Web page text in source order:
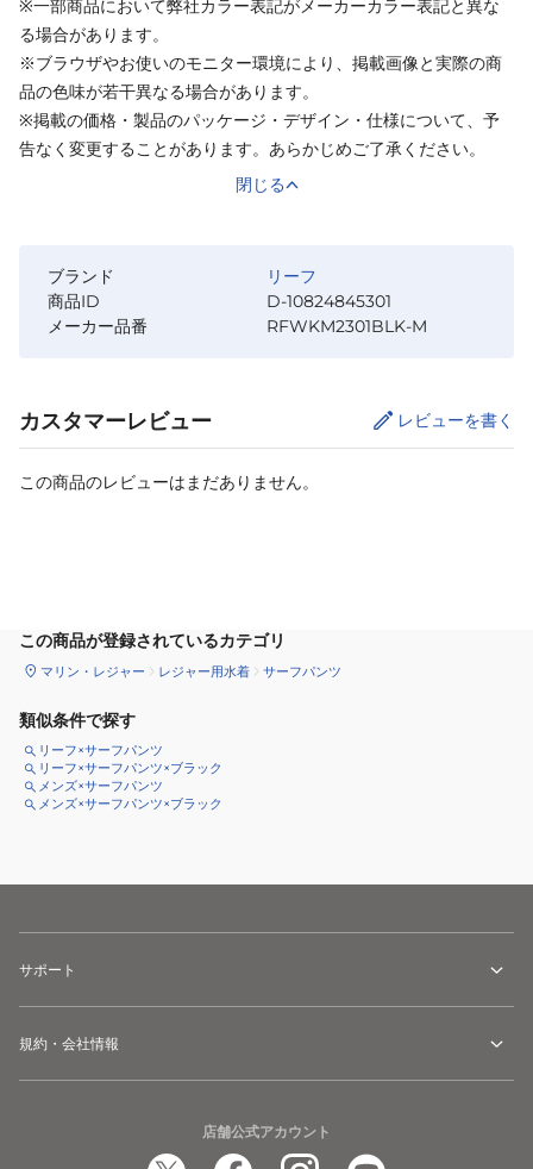
※一部商品において弊社カラー表記がメーカーカラー表記と異な
る場合があります。
※ブラウザやお使いのモニター環境により、掲載画像と実際の商
品の色味が若干異なる場合があります。
※掲載の価格・製品のパッケージ・デザイン・仕様について、予
告なく変更することがあります。あらかじめご了承ください。
閉じる
ブランド
リーフ
商品ID
D-10824845301
メーカー品番
RFWKM2301BLK-M
カスタマーレビュー レビューを書く
この商品のレビューはまだありません。
この商品が登録されているカテゴリ
マリン・レジャー レジャー用水着 サーフパンツ
類似条件で探す
リーフ×サーフパンツ
リーフ×サーフパンツ×ブラック
メンズ×サーフパンツ
メンズ×サーフパンツ×ブラック
サポート
規約・会社情報
店舗公式アカウント